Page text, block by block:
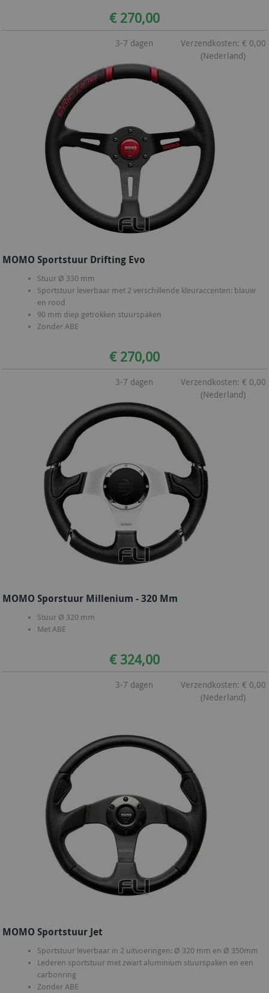
€ 270,00
3-7 dagen
Verzendkosten: € 0,00
(Nederland)
MOMO Sportstuur Drifting Evo
Stuur Ø 330 mm
Sportstuur leverbaar met 2 verschillende kleuraccenten: blauw
en rood
90 mm diep getrokken stuurspaken
Zonder ABE
€ 270,00
3-7 dagen
Verzendkosten: € 0,00
(Nederland)
MOMO Sporstuur Millenium - 320 Mm
Stuur Ø 320 mm
Met ABE
€ 324,00
3-7 dagen
Verzendkosten: € 0,00
(Nederland)
MOMO Sportstuur Jet
Sportstuur leverbaar in 2 uitvoeringen: Ø 320 mm en Ø 350mm
Lederen sportstuur met zwart aluminium stuurspaken en een
carbonring
Zonder ABE